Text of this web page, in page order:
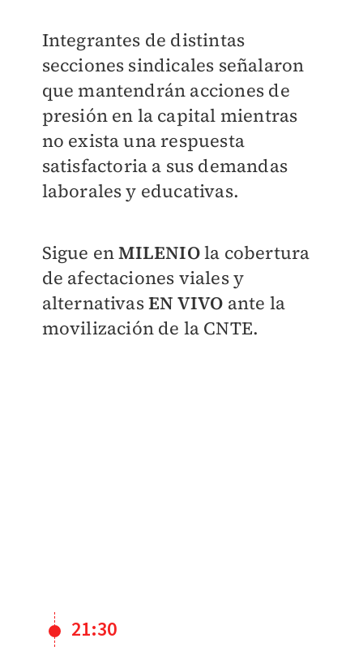
Integrantes de distintas
secciones sindicales señalaron
que mantendrán acciones de
presión en la capital mientras
no exista una respuesta
satisfactoria a sus demandas
laborales y educativas.
Sigue enMILENIOla cobertura
de afectaciones viales y
alternativasEN VIVO ante la
movilización de la CNTE.
21:30